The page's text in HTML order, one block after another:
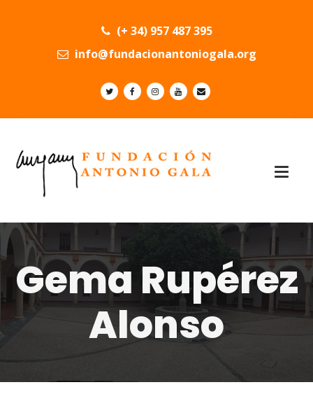
(+ 34) 957 487 395
info@fundacionantoniogala.org
Gema Rupérez
Alonso